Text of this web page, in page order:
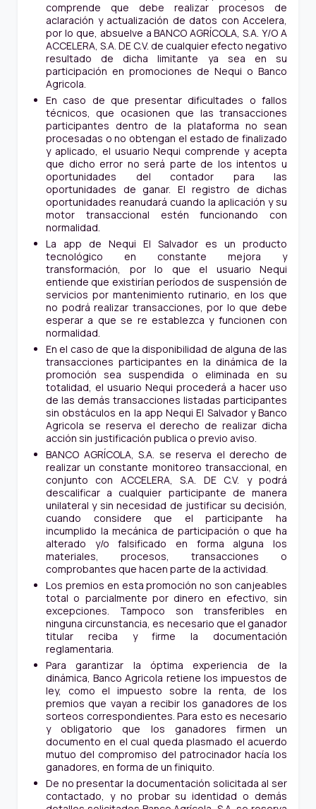
comprende que debe realizar procesos de
aclaración y actualización de datos con Accelera,
por lo que, absuelve a BANCO AGRÍCOLA, S.A. Y/O A
ACCELERA, S.A. DE C.V. de cualquier efecto negativo
resultado de dicha limitante ya sea en su
participación en promociones de Nequi o Banco
Agricola.
En caso de que presentar dificultades o fallos
técnicos, que ocasionen que las transacciones
participantes dentro de la plataforma no sean
procesadas o no obtengan el estado de finalizado
y aplicado, el usuario Nequi comprende y acepta
que dicho error no será parte de los intentos u
oportunidades del contador para las
oportunidades de ganar. El registro de dichas
oportunidades reanudará cuando la aplicación y su
motor transaccional estén funcionando con
normalidad.
La app de Nequi El Salvador es un producto
tecnológico en constante mejora y
transformación, por lo que el usuario Nequi
entiende que existirían períodos de suspensión de
servicios por mantenimiento rutinario, en los que
no podrá realizar transacciones, por lo que debe
esperar a que se re establezca y funcionen con
normalidad.
En el caso de que la disponibilidad de alguna de las
transacciones participantes en la dinámica de la
promoción sea suspendida o eliminada en su
totalidad, el usuario Nequi procederá a hacer uso
de las demás transacciones listadas participantes
sin obstáculos en la app Nequi El Salvador y Banco
Agricola se reserva el derecho de realizar dicha
acción sin justificación publica o previo aviso.
BANCO AGRÍCOLA, S.A. se reserva el derecho de
realizar un constante monitoreo transaccional, en
conjunto con ACCELERA, S.A. DE C.V. y podrá
descalificar a cualquier participante de manera
unilateral y sin necesidad de justificar su decisión,
cuando considere que el participante ha
incumplido la mecánica de participación o que ha
alterado y/o falsificado en forma alguna los
materiales, procesos, transacciones o
comprobantes que hacen parte de la actividad.
Los premios en esta promoción no son canjeables
total o parcialmente por dinero en efectivo, sin
excepciones. Tampoco son transferibles en
ninguna circunstancia, es necesario que el ganador
titular reciba y firme la documentación
reglamentaria.
Para garantizar la óptima experiencia de la
dinámica, Banco Agricola retiene los impuestos de
ley, como el impuesto sobre la renta, de los
premios que vayan a recibir los ganadores de los
sorteos correspondientes. Para esto es necesario
y obligatorio que los ganadores firmen un
documento en el cual queda plasmado el acuerdo
mutuo del compromiso del patrocinador hacía los
ganadores, en forma de un finiquito.
De no presentar la documentación solicitada al ser
contactado, y no probar su identidad o demás